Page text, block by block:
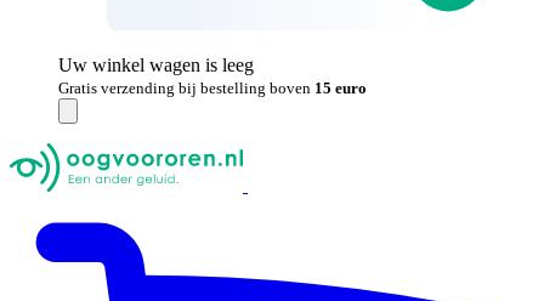
Uw winkel wagen is leeg
Gratis verzending bij bestelling boven 15 euro